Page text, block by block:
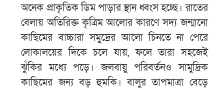
অনেক প্রাকৃতিক ডিম পাড়ার স্থান ধ্বংস হচ্ছে। রাতের
বেলায় অতিরিক্ত কৃত্রিম আলোর কারণে সদ্য জন্মানো
কাছিমের বাচ্চারা সমুদ্রের আলো চিনতে না পেরে
লোকালয়ের দিকে চলে যায়, ফলে তারা সহজেই
ঝুঁকির মধ্যে পড়ে। জলবায়ু পরিবর্তনও সামুদ্রিক
কাছিমের জন্য বড় হুমকি। বালুর তাপমাত্রা বেড়ে